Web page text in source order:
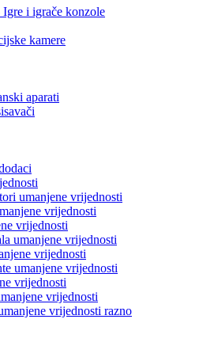
i igrače konzole
kamere
aparati
umanjene vrijednosti
vrijednosti
vrijednosti
umanjene vrijednosti
vrijednosti
umanjene vrijednosti
vrijednosti
vrijednosti
vrijednosti razno